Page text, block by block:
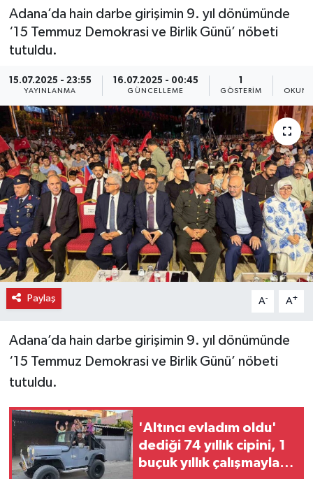
Adana’da hain darbe girişimin 9. yıl dönümünde
‘15 Temmuz Demokrasi ve Birlik Günü’ nöbeti
tutuldu.
15.07.2025 - 23:55
YAYINLANMA
16.07.2025 - 00:45
GÜNCELLEME
1
GÖSTERIM
Paylaş A- A+
Adana’da hain darbe girişimin 9. yıl dönümünde
‘15 Temmuz Demokrasi ve Birlik Günü’ nöbeti
tutuldu.
'Altıncı evladım oldu'
dediği 74 yıllık cipini, 1
buçuk yıllık çalışmayla